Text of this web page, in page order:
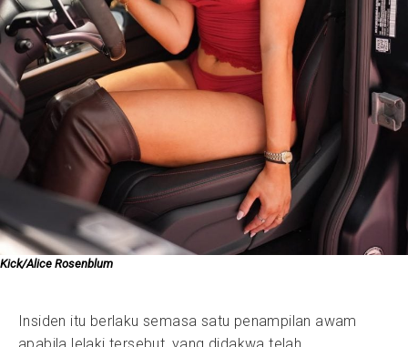
Kick/Alice Rosenblum
Insiden itu berlaku semasa satu penampilan awam